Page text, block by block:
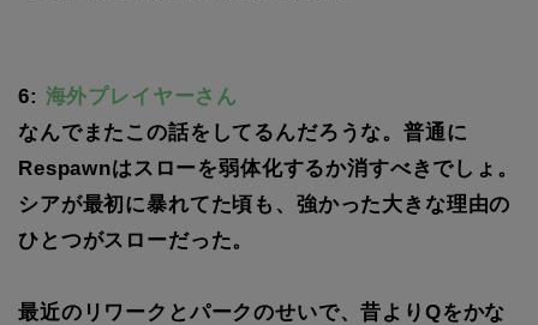
6: 海外プレイヤーさん
なんでまたこの話をしてるんだろうな。普通に
Respawnはスローを弱体化するか消すべきでしょ。
シアが最初に暴れてた頃も、強かった大きな理由の
ひとつがスローだった。
最近のリワークとパークのせいで、昔よりQをかな